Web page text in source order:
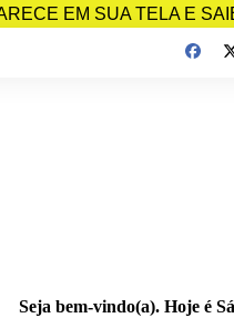
EM SUA TELA E
Seja bem-vindo(a). Hoje é